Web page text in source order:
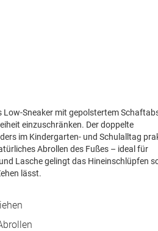
Low-Sneaker mit gepolstertem
einzuschränken. Der doppelte
im Kindergarten- und Schulalltag
Abrollen des Fußes – ideal für
Lasche gelingt das Hineinschlüpfen
lässt.